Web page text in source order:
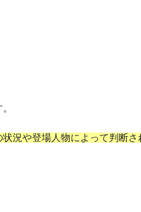
況や登場人物によって判断さ